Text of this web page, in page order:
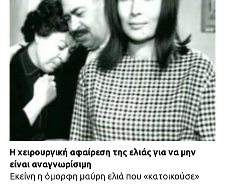
H χειρουργική αφαίρεση της ελιάς για να μην
είναι αναγνωρίσιμη
Εκείνη η όμορφη μαύρη ελιά που «κατοικούσε»